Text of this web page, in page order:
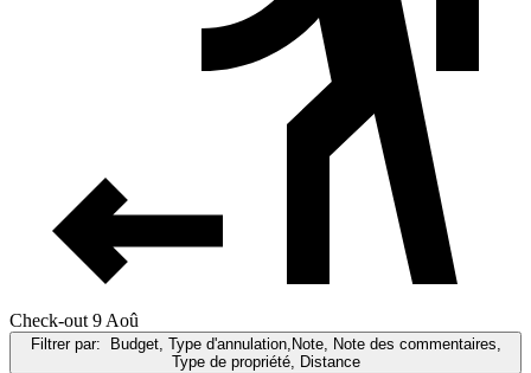
Check-out 9 Aoû
Filtrer par:
Budget, Type d'annulation,Note, Note des commentaires,
Type de propriété, Distance